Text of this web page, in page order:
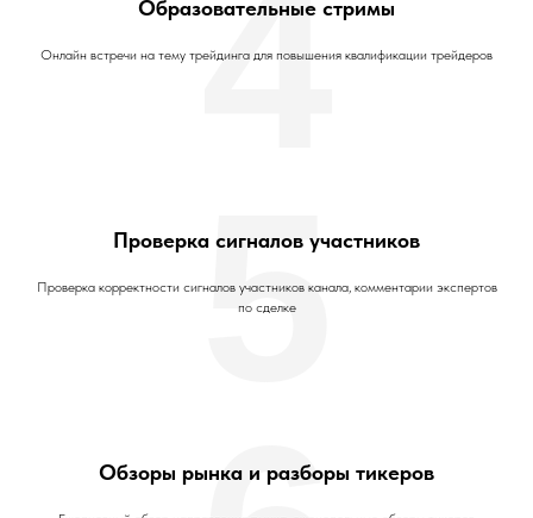
Образовательные стримы
Онлайн встречи на тему трейдинга для повышения квалификации трейдеров
4
Проверка сигналов участников
Проверка корректности сигналов участников канала, комментарии экспертов
по сделке
5
Обзоры рынка и разборы тикеров